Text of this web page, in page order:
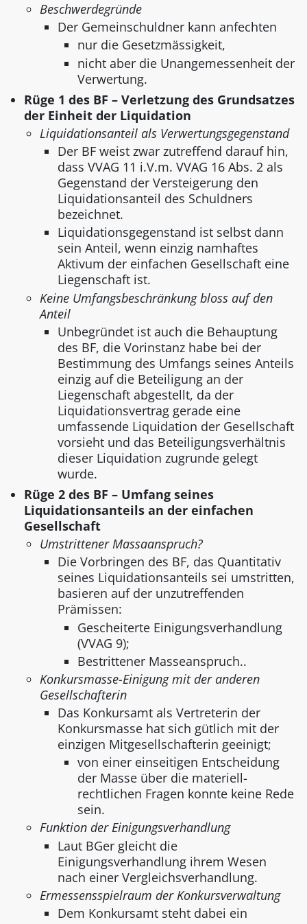
Beschwerdegründe
Der Gemeinschuldner kann anfechten
nur die Gesetzmässigkeit,
nicht aber die Unangemessenheit der
Verwertung.
Rüge 1 des BF – Verletzung des Grundsatzes
der Einheit der Liquidation
Liquidationsanteil als Verwertungsgegenstand
Der BF weist zwar zutreffend darauf hin,
dass VVAG 11 i.V.m. VVAG 16 Abs. 2 als
Gegenstand der Versteigerung den
Liquidationsanteil des Schuldners
bezeichnet.
Liquidationsgegenstand ist selbst dann
sein Anteil, wenn einzig namhaftes
Aktivum der einfachen Gesellschaft eine
Liegenschaft ist.
Keine Umfangsbeschränkung bloss auf den
Anteil
Unbegründet ist auch die Behauptung
des BF, die Vorinstanz habe bei der
Bestimmung des Umfangs seines Anteils
einzig auf die Beteiligung an der
Liegenschaft abgestellt, da der
Liquidationsvertrag gerade eine
umfassende Liquidation der Gesellschaft
vorsieht und das Beteiligungsverhältnis
dieser Liquidation zugrunde gelegt
wurde.
Rüge 2 des BF – Umfang seines
Liquidationsanteils an der einfachen
Gesellschaft
Umstrittener Massaanspruch?
Die Vorbringen des BF, das Quantitativ
seines Liquidationsanteils sei umstritten,
basieren auf der unzutreffenden
Prämissen:
Gescheiterte Einigungsverhandlung
(VVAG 9);
Bestrittener Masseanspruch..
Konkursmasse-Einigung mit der anderen
Gesellschafterin
Das Konkursamt als Vertreterin der
Konkursmasse hat sich gütlich mit der
einzigen Mitgesellschafterin geeinigt;
von einer einseitigen Entscheidung
der Masse über die materiell-
rechtlichen Fragen konnte keine Rede
sein.
Funktion der Einigungsverhandlung
Laut BGer gleicht die
Einigungsverhandlung ihrem Wesen
nach einer Vergleichsverhandlung.
Ermessensspielraum der Konkursverwaltung
Dem Konkursamt steht dabei ein